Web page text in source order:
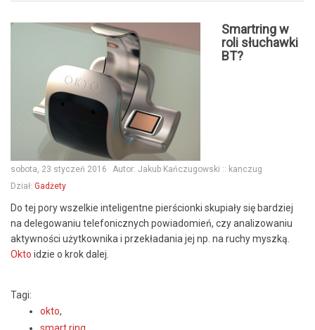
Smartring w
roli słuchawki
BT?
sobota, 23 styczeń 2016 Autor: Jakub Kańczugowski :: kanczug
Dział: Gadżety
Do tej pory wszelkie inteligentne pierścionki skupiały się bardziej
na delegowaniu telefonicznych powiadomień, czy analizowaniu
aktywności użytkownika i przekładania jej np. na ruchy myszką.
Okto idzie o krok dalej.
Tagi:
okto,
smart ring,